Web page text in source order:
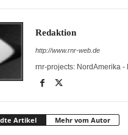
Redaktion
http://www.rnr-web.de
rnr-projects: NordAmerika
Artikel Mehr vom Autor